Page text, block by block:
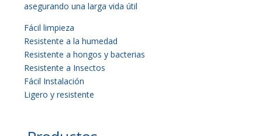
asegurando una larga vida útil
Fácil limpieza
Resistente a la humedad
Resistente a hongos y bacterias
Resistente a Insectos
Fácil Instalación
Ligero y resistente